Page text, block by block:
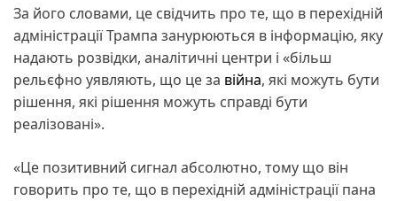
За його словами, це свідчить про те, що в перехідній
адміністрації Трампа занурюються в інформацію, яку
надають розвідки, аналітичні центри і «більш
рельєфно уявляють, що це за війна, які можуть бути
рішення, які рішення можуть справді бути
реалізовані».
«Це позитивний сигнал абсолютно, тому що він
говорить про те, що в перехідній адміністрації пана